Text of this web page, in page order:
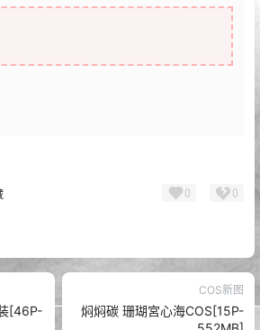
0 0
[46P-
COS新图
焖焖碳 珊瑚宮心海COS[15P-